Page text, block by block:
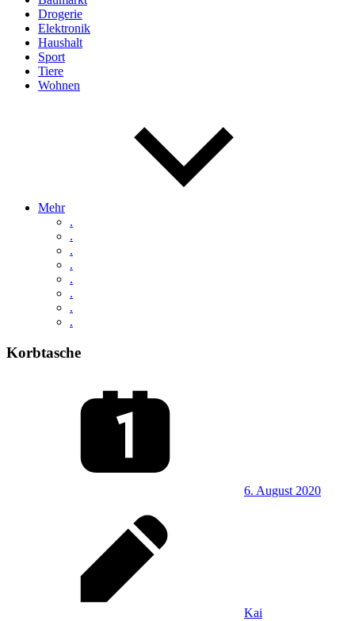
Drogerie
Elektronik
Haushalt
Sport
Tiere
Wohnen
Mehr
.
.
.
.
.
.
.
.
Korbtasche
6. August 2020
Kai